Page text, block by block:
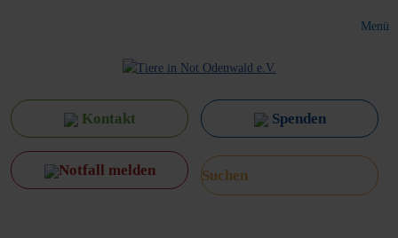
Menü
Kontakt Spenden
Notfall melden